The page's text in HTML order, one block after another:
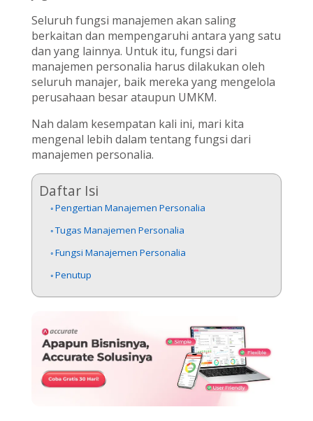
Seluruh fungsi manajemen akan saling
berkaitan dan mempengaruhi antara yang satu
dan yang lainnya. Untuk itu, fungsi dari
manajemen personalia harus dilakukan oleh
seluruh manajer, baik mereka yang mengelola
perusahaan besar ataupun UMKM.
Nah dalam kesempatan kali ini, mari kita
mengenal lebih dalam tentang fungsi dari
manajemen personalia.
Daftar Isi
Pengertian Manajemen Personalia
Tugas Manajemen Personalia
Fungsi Manajemen Personalia
Penutup